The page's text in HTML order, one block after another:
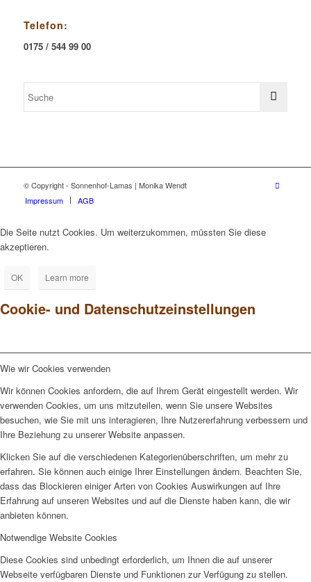
Telefon:
0175 / 544 99 00
© Copyright - Sonnenhof-Lamas | Monika Wendt
Impressum
AGB
Die Seite nutzt Cookies. Um weiterzukommen, müssten Sie diese
akzeptieren.
OK Learn more
Cookie- und Datenschutzeinstellungen
Wie wir Cookies verwenden
Wir können Cookies anfordern, die auf Ihrem Gerät eingestellt werden. Wir
verwenden Cookies, um uns mitzuteilen, wenn Sie unsere Websites
besuchen, wie Sie mit uns interagieren, Ihre Nutzererfahrung verbessern und
Ihre Beziehung zu unserer Website anpassen.
Klicken Sie auf die verschiedenen Kategorienüberschriften, um mehr zu
erfahren. Sie können auch einige Ihrer Einstellungen ändern. Beachten Sie,
dass das Blockieren einiger Arten von Cookies Auswirkungen auf Ihre
Erfahrung auf unseren Websites und auf die Dienste haben kann, die wir
anbieten können.
Notwendige Website Cookies
Diese Cookies sind unbedingt erforderlich, um Ihnen die auf unserer
Webseite verfügbaren Dienste und Funktionen zur Verfügung zu stellen.